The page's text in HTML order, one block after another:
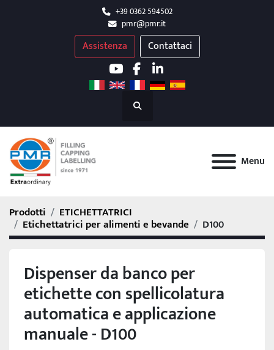
+39 0362 594502
pmr@pmr.it
Assistenza Contattaci
youtube
facebook
linkedin
Cerca
Menu
Prodotti ETICHETTATRICI
Etichettatrici per alimenti e bevande D100
Dispenser da banco per
etichette con spellicolatura
automatica e applicazione
manuale - D100